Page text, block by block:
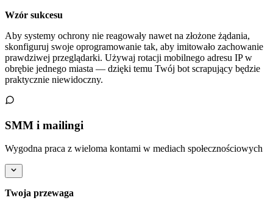
Wzór sukcesu
Aby systemy ochrony nie reagowały nawet na złożone żądania,
skonfiguruj swoje oprogramowanie tak, aby imitowało zachowanie
prawdziwej przeglądarki. Używaj rotacji mobilnego adresu IP w
obrębie jednego miasta — dzięki temu Twój bot scrapujący będzie
praktycznie niewidoczny.
SMM i mailingi
Wygodna praca z wieloma kontami w mediach społecznościowych
Twoja przewaga